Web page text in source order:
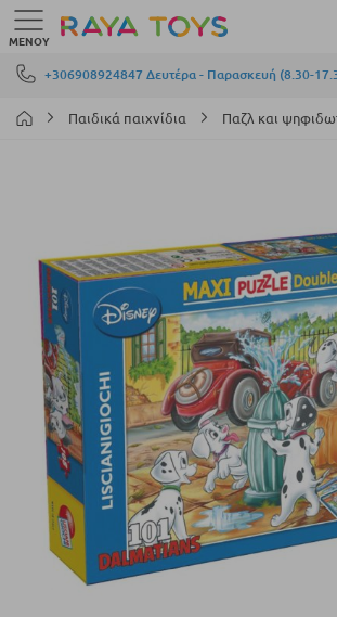
Μετάβαση στο περιεχόμενο
+306908924847 Δευτέρα - Παρασκευή (8.30-
ΜΕΝΟΎ
Παιδικά παιχνίδια Παζλ και
συλλογής
εικόνων